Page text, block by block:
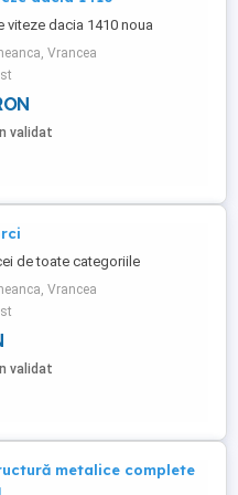
viteze dacia 1410 noua
Vrancea
validat
de toate categoriile
Vrancea
validat
metalice complete